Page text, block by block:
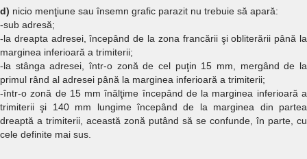
d) nicio menţiune sau însemn grafic parazit nu trebuie să apară:
-sub adresă;
-la dreapta adresei, începând de la zona francării şi obliterării până la
marginea inferioară a trimiterii;
-la stânga adresei, într-o zonă de cel puţin 15 mm, mergând de la
primul rând al adresei până la marginea inferioară a trimiterii;
-într-o zonă de 15 mm înălţime începând de la marginea inferioară a
trimiterii şi 140 mm lungime începând de la marginea din partea
dreaptă a trimiterii, această zonă putând să se confunde, în parte, cu
cele definite mai sus.